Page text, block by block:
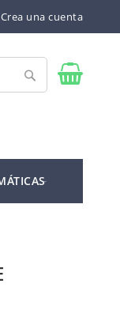
Crea una cuenta
Buscar